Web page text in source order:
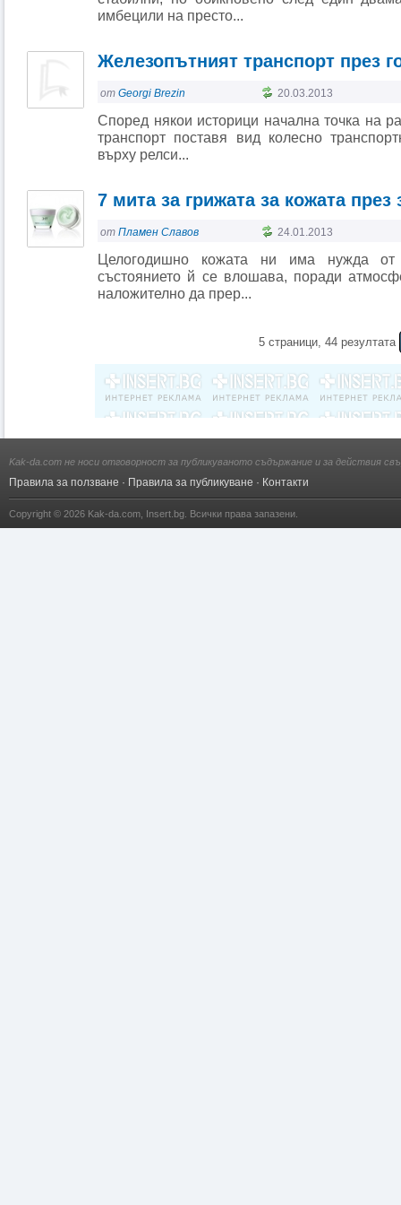
имбецили на престо...
Железопътният транспорт през
от Georgi Brezin 20.03.2013
Според някои историци начална точка на
транспорт поставя вид колесно
върху релси...
7 мита за грижата за кожата през
от Пламен Славов 24.01.2013
Целогодишно кожата ни има нужда
състоянието й се влошава, поради
наложително да прер...
5 страници, 44 резултата
Kak-da.com не носи отговорност за публикуваното съдържание и за действия
Правила за ползване · Правила за публикуване · Контакти
Copyright © 2026 Kak-da.com Insert.bg . Всички права запазени.